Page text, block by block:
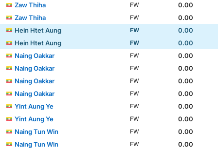
Zaw Thiha
FW
0.00
Zaw Thiha
FW
0.00
Hein Htet Aung
FW
0.00
Hein Htet Aung
FW
0.00
Naing Oakkar
FW
0.00
Naing Oakkar
FW
0.00
Naing Oakkar
FW
0.00
Naing Oakkar
FW
0.00
Yint Aung Ye
FW
0.00
Yint Aung Ye
FW
0.00
Naing Tun Win
FW
0.00
Naing Tun Win
FW 0.00